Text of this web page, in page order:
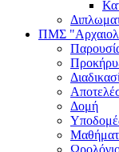
ΠΜΣ
Δομή